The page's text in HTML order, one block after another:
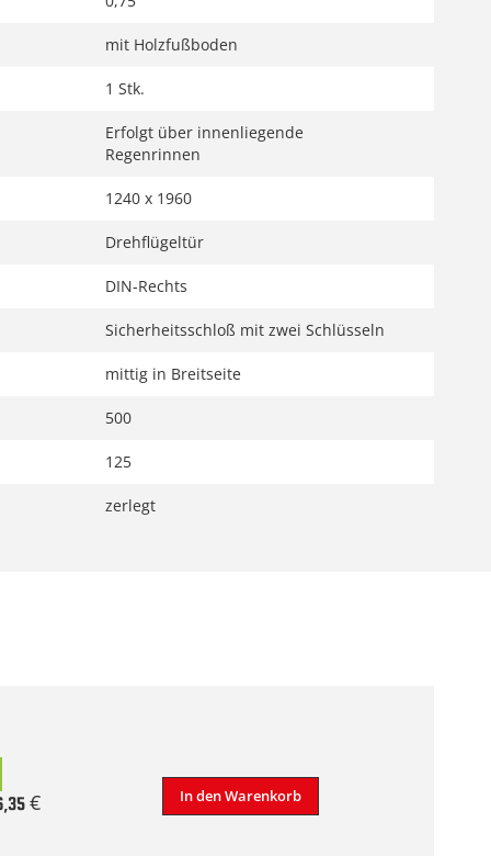
mit Holzfußboden
1 Stk.
Erfolgt über innenliegende
Regenrinnen
1240 x 1960
Drehflügeltür
DIN-Rechts
Sicherheitsschloß mit zwei Schlüsseln
mittig in Breitseite
500
125
zerlegt
€ In den Warenkorb